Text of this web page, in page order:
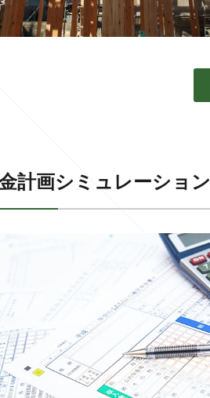
計画シミュレーション